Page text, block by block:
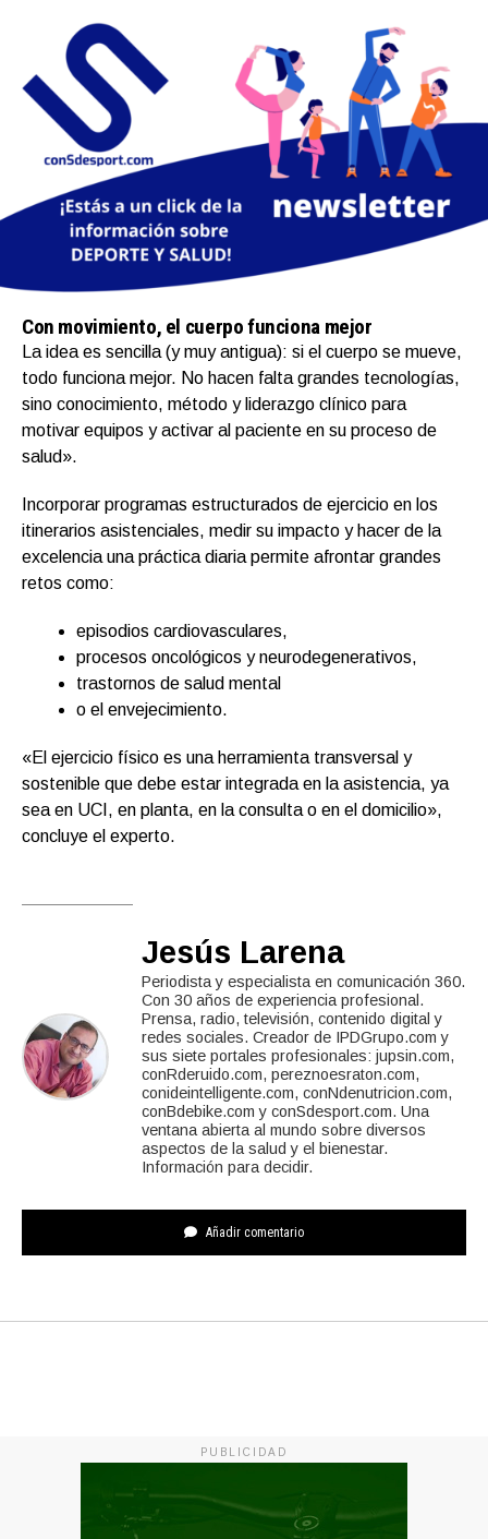
Con movimiento, el cuerpo funciona mejor
La idea es sencilla (y muy antigua): si el cuerpo se mueve,
todo funciona mejor. No hacen falta grandes tecnologías,
sino conocimiento, método y liderazgo clínico para
motivar equipos y activar al paciente en su proceso de
salud».
Incorporar programas estructurados de ejercicio en los
itinerarios asistenciales, medir su impacto y hacer de la
excelencia una práctica diaria permite afrontar grandes
retos como:
episodios cardiovasculares,
procesos oncológicos y neurodegenerativos,
trastornos de salud mental
o el envejecimiento.
«El ejercicio físico es una herramienta transversal y
sostenible que debe estar integrada en la asistencia, ya
sea en UCI, en planta, en la consulta o en el domicilio»,
concluye el experto.
Jesús Larena
Periodista y especialista en comunicación 360.
Con 30 años de experiencia profesional.
Prensa, radio, televisión, contenido digital y
redes sociales. Creador de IPDGrupo.com y
sus siete portales profesionales: jupsin.com,
conRderuido.com, pereznoesraton.com,
conideintelligente.com, conNdenutricion.com,
conBdebike.com y conSdesport.com. Una
ventana abierta al mundo sobre diversos
aspectos de la salud y el bienestar.
Información para decidir.
Añadir comentario
PUBLICIDAD